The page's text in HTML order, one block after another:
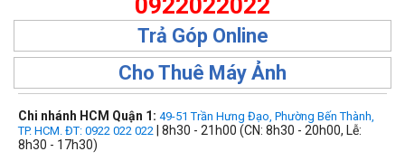
Trả Góp Online
Cho Thuê Máy Ảnh
Chi nhánh HCM Quận 1: 49-51 Trần Hưng Đạo, Phường Bến Thành,
TP. HCM. ĐT: 0922 022 022 | 8h30 - 21h00 (CN: 8h30 - 20h00, Lễ:
8h30 - 17h30)